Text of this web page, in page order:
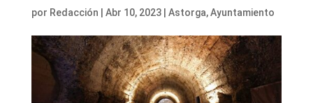
por Redacción Abr 10, 2023| Astorga,Ayuntamiento